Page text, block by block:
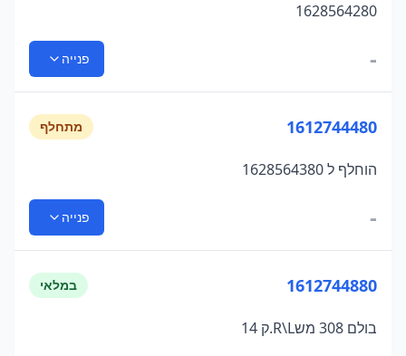
1628564280
- פנייה
1612744480 מתחלף
הוחלף ל 1628564380
- פנייה
1612744880 במלאי
בולם 308 משR\L.ק 14